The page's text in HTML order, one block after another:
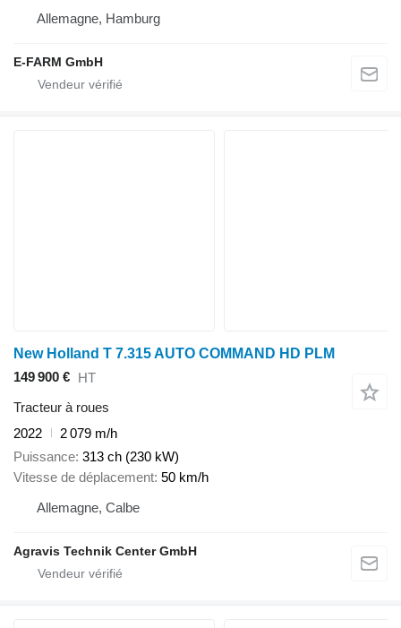
Allemagne, Hamburg
E-FARM GmbH
New Holland T 7.315 AUTO COMMAND HD PLM
149 900 € HT
Tracteur à roues
2022
2 079 m/h
Puissance 313 ch (230 kW)
Vitesse de déplacement 50 km/h
Allemagne, Calbe
Agravis Technik Center GmbH